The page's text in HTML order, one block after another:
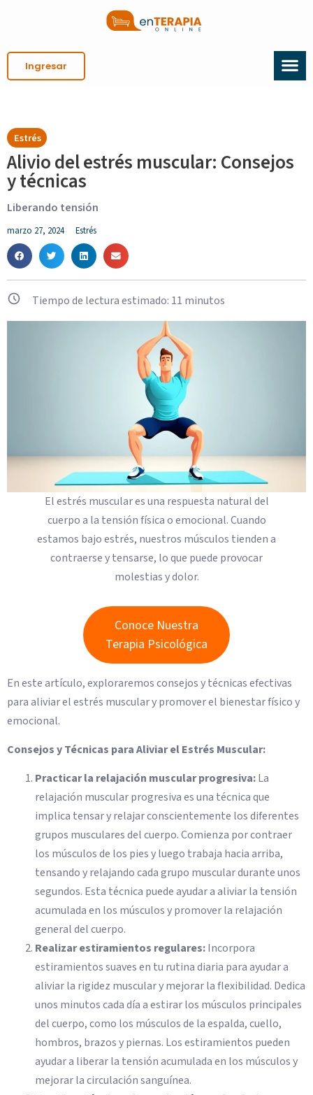
Ingresar
Estrés
Alivio del estrés muscular: Consejos
y técnicas
Liberando tensión
marzo 27, 2024 Estrés
Tiempo de lectura estimado: 11 minutos
El estrés muscular es una respuesta natural del
cuerpo a la tensión física o emocional. Cuando
estamos bajo estrés, nuestros músculos tienden a
contraerse y tensarse, lo que puede provocar
molestias y dolor.
Conoce Nuestra
Terapia Psicológica
En este artículo, exploraremos consejos y técnicas efectivas
para aliviar el estrés muscular y promover el bienestar físico y
emocional.
Consejos y Técnicas para Aliviar el Estrés Muscular:
Practicar la relajación muscular progresiva:La
relajación muscular progresiva es una técnica que
implica tensar y relajar conscientemente los diferentes
grupos musculares del cuerpo. Comienza por contraer
los músculos de los pies y luego trabaja hacia arriba,
tensando y relajando cada grupo muscular durante unos
segundos. Esta técnica puede ayudar a aliviar la tensión
acumulada en los músculos y promover la relajación
general del cuerpo.
Realizar estiramientos regulares:Incorpora
estiramientos suaves en tu rutina diaria para ayudar a
aliviar la rigidez muscular y mejorar la flexibilidad. Dedica
unos minutos cada día a estirar los músculos principales
del cuerpo, como los músculos de la espalda, cuello,
hombros, brazos y piernas. Los estiramientos pueden
ayudar a liberar la tensión acumulada en los músculos y
mejorar la circulación sanguínea.